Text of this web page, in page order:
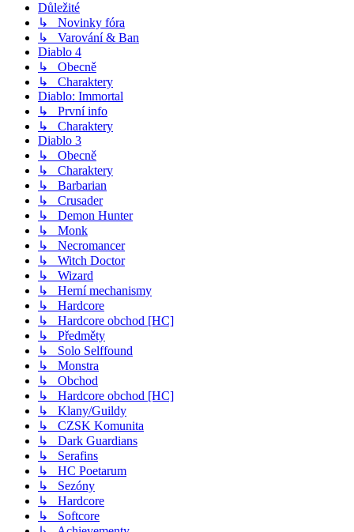
Důležité
↳ Novinky fóra
↳ Varování & Ban
Diablo 4
↳ Obecně
↳ Charaktery
Diablo: Immortal
↳ První info
↳ Charaktery
Diablo 3
↳ Obecně
↳ Charaktery
↳ Barbarian
↳ Crusader
↳ Demon Hunter
↳ Monk
↳ Necromancer
↳ Witch Doctor
↳ Wizard
↳ Herní mechanismy
↳ Hardcore
↳ Hardcore obchod [HC]
↳ Předměty
↳ Solo Selffound
↳ Monstra
↳ Obchod
↳ Hardcore obchod [HC]
↳ Klany/Guildy
↳ CZSK Komunita
↳ Dark Guardians
↳ Serafins
↳ HC Poetarum
↳ Sezóny
↳ Hardcore
↳ Softcore